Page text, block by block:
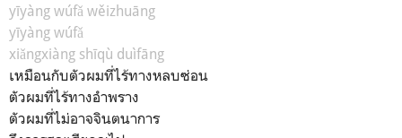
yīyàng wúfǎ wěizhuāng
yīyàng wúfǎ
xiǎngxiàng shīqù duìfāng
เหมือนกับตัวผมที่ไร้ทางหลบซ่อน
ตัวผมที่ไร้ทางอำพราง
ตัวผมที่ไม่อาจจินตนาการ